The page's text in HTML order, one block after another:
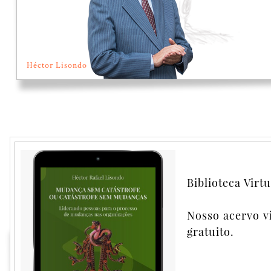
Héctor Lisondo
Biblioteca
Nosso acervo
gratuito.
Psicologia do
crise organizacional
Comprar